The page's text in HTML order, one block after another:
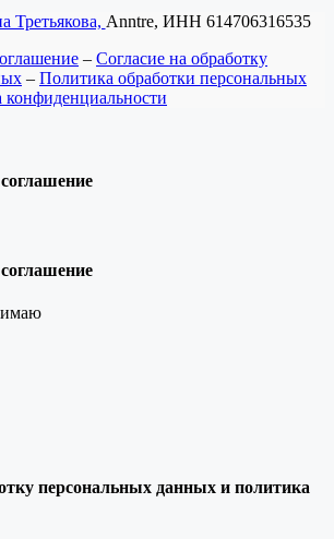
Третьякова, Anntre, ИНН 614706316535
– Согласие на обработку
– Политика обработки персональных
персональных данных и политика